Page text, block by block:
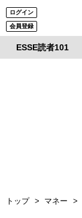
ログイン
会員登録
ESSE読者101
トップ マネー